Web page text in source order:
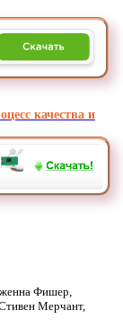
качества и
Фишер,
Мерчант,